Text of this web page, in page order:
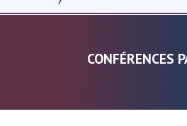
CONFÉRENCES